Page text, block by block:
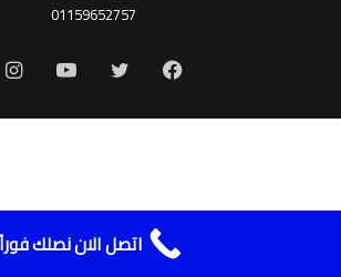
01159652757
فيسبوك يوتيوب
اتصل الان نصلك فوراً